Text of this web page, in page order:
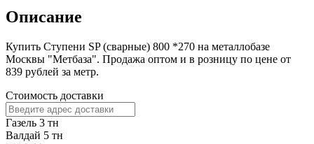
Описание
Купить Ступени SP (сварные) 800 *270 на металлобазе
Москвы "Метбаза". Продажа оптом и в розницу по цене от
839 рублей за метр.
Стоимость доставки
Газель 3 тн
Валдай 5 тн